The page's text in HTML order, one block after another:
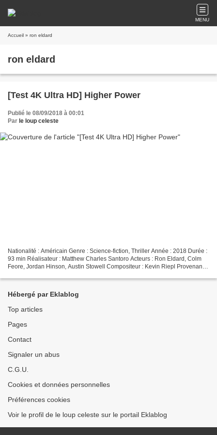
MENU
Accueil » ron eldard
ron eldard
[Test 4K Ultra HD] Higher Power
Publié le 08/09/2018 à 00:01
Par le loup celeste
Nationalité : Américain Genre : Science-fiction, Thriller Année : 2018 Durée :
93 min Réalisateur : Matthew Charles Santoro Acteurs : Ron Eldard, Colm
Feore, Jordan Hinson, Austin Stowell Compositeur : Kevin Riepl Provenance
Hébergé par Eklablog
Top articles
Pages
Contact
Signaler un abus
C.G.U.
Cookies et données personnelles
Préférences cookies
Voir le profil de le loup celeste sur le portail Eklablog